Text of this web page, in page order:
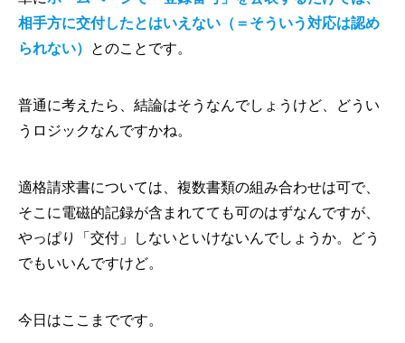
相手方に交付したとはいえない（＝そういう対応は認め
られない）
とのことです。
普通に考えたら、結論はそうなんでしょうけど、どうい
うロジックなんですかね。
適格請求書については、複数書類の組み合わせは可で、
そこに電磁的記録が含まれてても可のはずなんですが、
やっぱり「交付」しないといけないんでしょうか。どう
でもいいんですけど。
今日はここまでです。